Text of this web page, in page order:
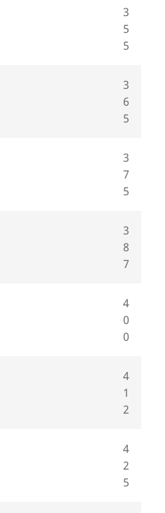
3
5
5
3
6
5
3
7
5
3
8
7
4
0
0
4
1
2
4
2
5